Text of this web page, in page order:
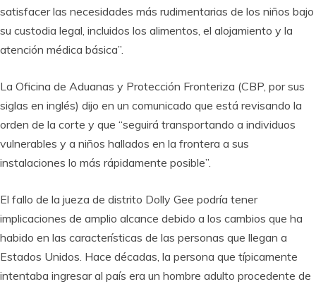
satisfacer las necesidades más rudimentarias de los niños bajo
su custodia legal, incluidos los alimentos, el alojamiento y la
atención médica básica”.
La Oficina de Aduanas y Protección Fronteriza (CBP, por sus
siglas en inglés) dijo en un comunicado que está revisando la
orden de la corte y que “seguirá transportando a individuos
vulnerables y a niños hallados en la frontera a sus
instalaciones lo más rápidamente posible”.
El fallo de la jueza de distrito Dolly Gee podría tener
implicaciones de amplio alcance debido a los cambios que ha
habido en las características de las personas que llegan a
Estados Unidos. Hace décadas, la persona que típicamente
intentaba ingresar al país era un hombre adulto procedente de